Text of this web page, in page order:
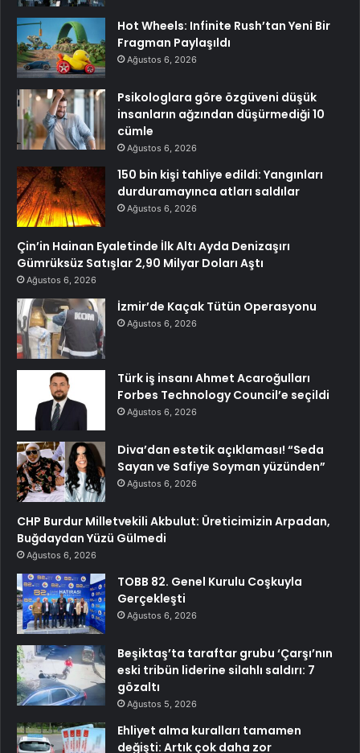
Hot Wheels: Infinite Rush’tan Yeni Bir
Fragman Paylaşıldı
Ağustos 6, 2026
Psikologlara göre özgüveni düşük
insanların ağzından düşürmediği 10
cümle
Ağustos 6, 2026
150 bin kişi tahliye edildi: Yangınları
durduramayınca atları saldılar
Ağustos 6, 2026
Çin’in Hainan Eyaletinde İlk Altı Ayda Denizaşırı
Gümrüksüz Satışlar 2,90 Milyar Doları Aştı
Ağustos 6, 2026
İzmir’de Kaçak Tütün Operasyonu
Ağustos 6, 2026
Türk iş insanı Ahmet Acaroğulları
Forbes Technology Council’e seçildi
Ağustos 6, 2026
Diva’dan estetik açıklaması! “Seda
Sayan ve Safiye Soyman yüzünden”
Ağustos 6, 2026
CHP Burdur Milletvekili Akbulut: Üreticimizin Arpadan,
Buğdaydan Yüzü Gülmedi
Ağustos 6, 2026
TOBB 82. Genel Kurulu Coşkuyla
Gerçekleşti
Ağustos 6, 2026
Beşiktaş’ta taraftar grubu ‘Çarşı’nın
eski tribün liderine silahlı saldırı: 7
gözaltı
Ağustos 5, 2026
Ehliyet alma kuralları tamamen
değişti: Artık çok daha zor